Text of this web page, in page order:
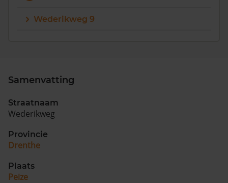
Wederikweg 9
Samenvatting
Straatnaam
Wederikweg
Provincie
Drenthe
Plaats
Peize